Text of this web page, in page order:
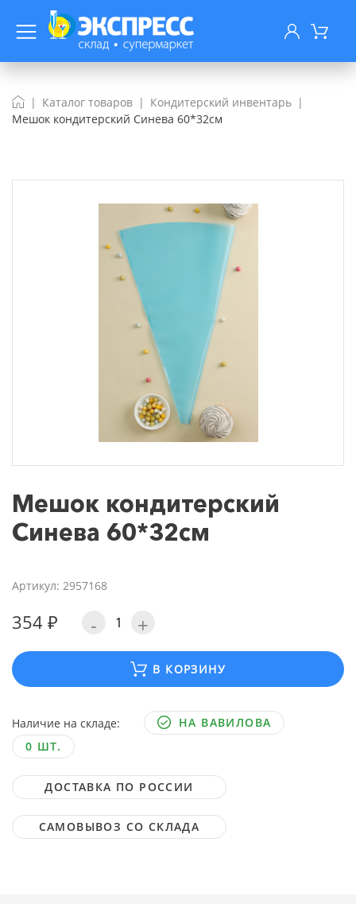
Каталог товаров
Кондитерский инвентарь
Мешок кондитерский Синева 60*32см
Мешок кондитерский
Синева 60*32см
Артикул: 2957168
354 ₽ - +
В КОРЗИНУ
Наличие на складе:
НА ВАВИЛОВА
0 ШТ.
ДОСТАВКА ПО РОССИИ
САМОВЫВОЗ СО СКЛАДА